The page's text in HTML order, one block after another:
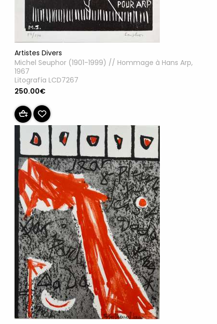
Artistes Divers
Michel Seuphor (1901-1999) // Hommage à Hans Arp,
1967
Litografía LCD7267
250.00€